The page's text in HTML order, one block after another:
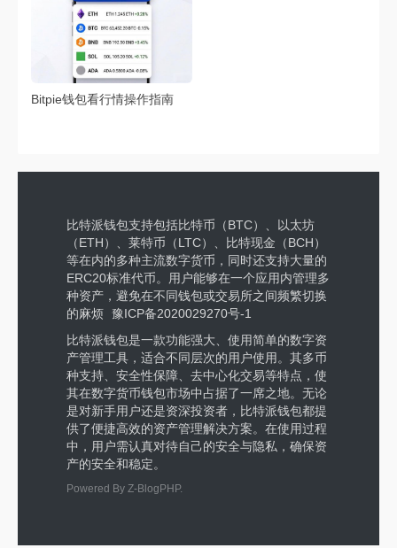
Bitpie钱包看行情操作指南
比特派钱包支持包括比特币（BTC）、以太坊
（ETH）、莱特币（LTC）、比特现金（BCH）
等在内的多种主流数字货币，同时还支持大量的
ERC20标准代币。用户能够在一个应用内管理多
种资产，避免在不同钱包或交易所之间频繁切换
的麻烦 豫ICP备2020029270号-1
比特派钱包是一款功能强大、使用简单的数字资
产管理工具，适合不同层次的用户使用。其多币
种支持、安全性保障、去中心化交易等特点，使
其在数字货币钱包市场中占据了一席之地。无论
是对新手用户还是资深投资者，比特派钱包都提
供了便捷高效的资产管理解决方案。在使用过程
中，用户需认真对待自己的安全与隐私，确保资
产的安全和稳定。
Powered By Z-BlogPHP.